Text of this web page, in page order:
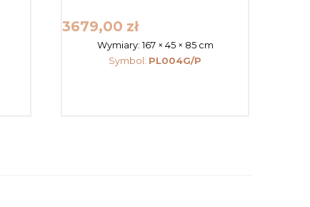
3679,00 zł
Wymiary: 167 × 45 × 85 cm
Symbol: PL004G/P